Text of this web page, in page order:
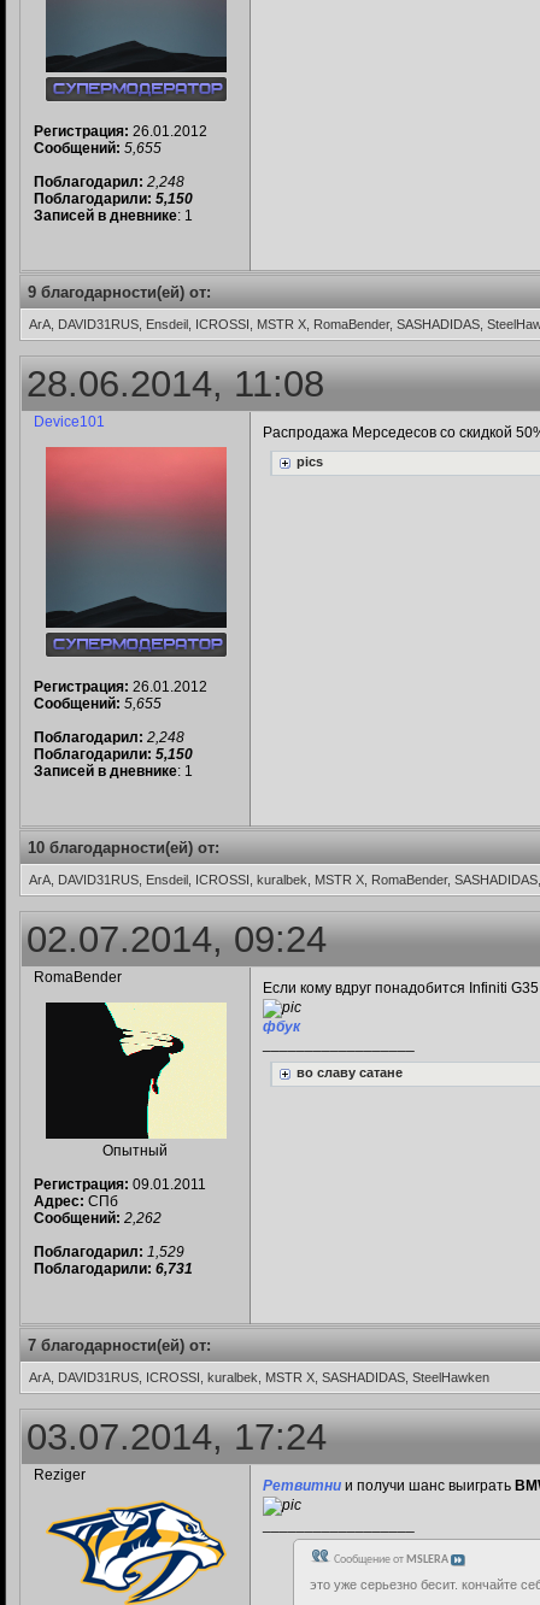
Регистрация: 26.01.2012
Сообщений: 5,655
Поблагодарил: 2,248
Поблагодарили: 5,150
Записей в дневнике: 1
9 благодарности(ей) от:
ArA, DAVID31RUS, Ensdeil, ICROSSI, MSTR X, RomaBender, SASHADIDAS,
28.06.2014, 11:08
Device101
Регистрация: 26.01.2012
Сообщений: 5,655
Поблагодарил: 2,248
Поблагодарили: 5,150
Записей в дневнике: 1
Распродажа Мерседесов со скидкой
pics
10 благодарности(ей) от:
ArA, DAVID31RUS, Ensdeil, ICROSSI, kuralbek, MSTR X, RomaBender,
02.07.2014, 09:24
RomaBender
Опытный
Регистрация: 09.01.2011
Адрес: СПб
Сообщений: 2,262
Поблагодарил: 1,529
Поблагодарили: 6,731
Если кому вдруг понадобится Infiniti
фбук
во славу сатане
7 благодарности(ей) от:
ArA, DAVID31RUS, ICROSSI, kuralbek, MSTR X, SASHADIDAS, SteelHawken
03.07.2014, 17:24
Reziger
Ретвитни и получи шанс выиграть
Сообщение от MSLERA
это уже серьезно бесит. кончайте